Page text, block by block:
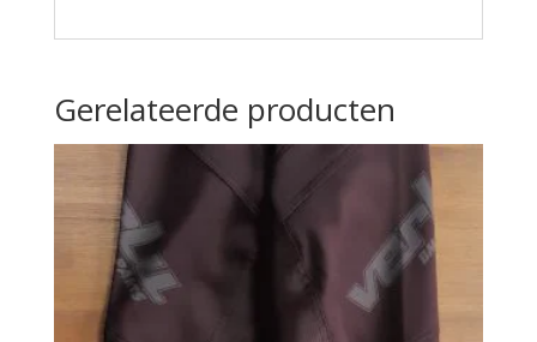
Gerelateerde producten